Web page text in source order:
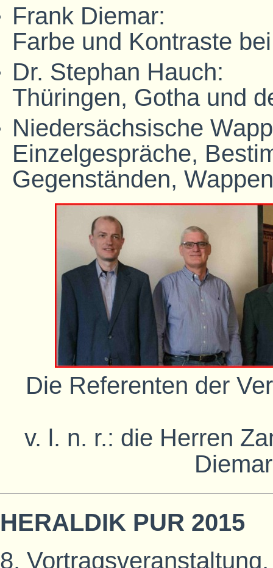
Frank Diemar:
Farbe und Kontraste
Dr. Stephan Hauch:
Thüringen, Gotha und
Niedersächsische
Einzelgespräche,
Gegenständen,
Die Referenten der
v. l. n. r.: die Herren
HERALDIK PUR 2015
8.